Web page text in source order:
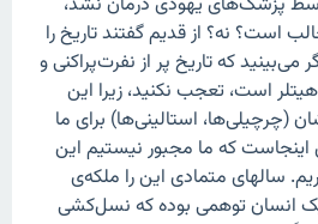
است؟ نه؟ از قدیم گفتند تاریخ را
که تاریخ پر از نفرت‌پراکنی و
است، تعجب نکنید، زیرا این
(چرچیلی‌ها، استالینی‌ها) برای ما
که ما مجبور نیستیم این
سالهای متمادی این را ملکه‌ی
انسان توهمی بوده که نسل‌کشی